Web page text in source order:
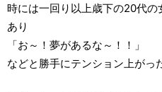
時には一回り以上歳下の20代
あり
「お～！夢があるな～！！」
などと勝手にテンション上がっ